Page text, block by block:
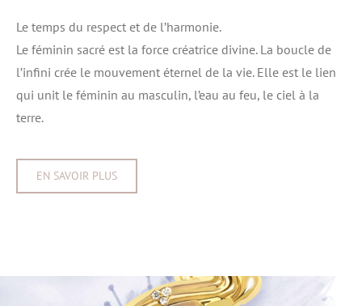
Le temps du respect et de l’harmonie.
Le féminin sacré est la force créatrice divine. La boucle de
l’infini crée le mouvement éternel de la vie. Elle est le lien
qui unit le féminin au masculin, l’eau au feu, le ciel à la
terre.
EN SAVOIR PLUS